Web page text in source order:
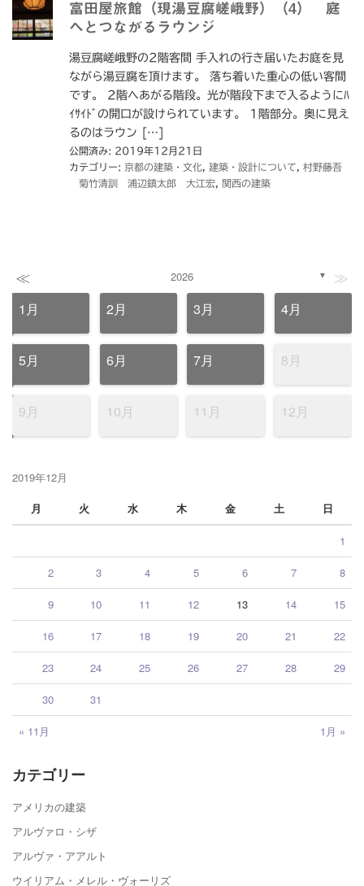
富田屋旅館（現湯豆腐嵯峨野）（4） 庭
へとつながるラウンジ
湯豆腐嵯峨野の2階客間 手入れの行き届いたお庭を見
ながら湯豆腐を頂けます。 落ち着いた重心の低い客間
です。 2階へあがる階段。光が階段下まで入るようにﾊ
ｲｻｲﾄﾞの開口が設けられています。 1階部分。奥に見え
るのはラウン […]
公開済み: 2019年12月21日
カテゴリー: 京都の建築・文化, 建築・設計について, 村野藤吾
菊竹清訓 浦辺鎮太郎 大江宏, 関西の建築
≪ 2026 ▼ ≫
1月 2月 3月 4月
5月 6月 7月 8月
9月 10月 11月 12月
2019年12月
月
火 水 木 金 土 日
« 11月 1月 »
1
2 3 4 5 6 7 8
9 10 11 12 13 14 15
16 17 18 19 20 21 22
23 24 25 26 27 28 29
30 31
カテゴリー
アメリカの建築
アルヴァロ・シザ
アルヴァ・アアルト
ウイリアム・メレル・ヴォーリズ